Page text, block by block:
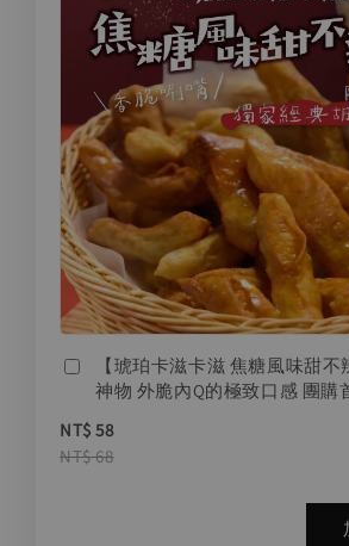
【琥珀卡滋卡滋 焦糖風味甜
神物 外脆內Q的極致口感 團購
NT$ 58
NT$ 68